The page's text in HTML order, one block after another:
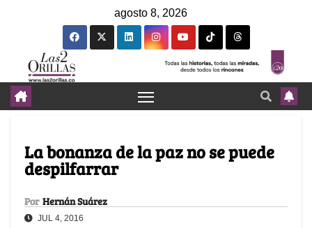
agosto 8, 2026
La bonanza de la paz no se puede
despilfarrar
Por Hernán Suárez
JUL 4, 2016